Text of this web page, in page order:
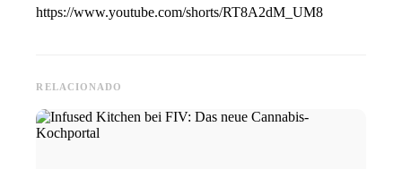
https://www.youtube.com/shorts/RT8A2dM_UM8
RELACIONADO